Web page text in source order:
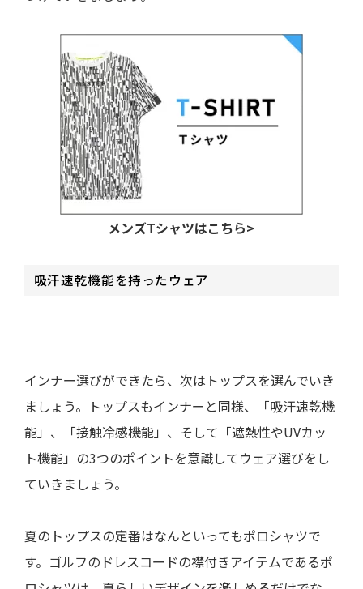
メンズTシャツはこちら>
吸汗速乾機能を持ったウェア
インナー選びができたら、次はトップスを選んでいき
ましょう。トップスもインナーと同様、「吸汗速乾機
能」、「接触冷感機能」、そして「遮熱性やUVカッ
ト機能」の3つのポイントを意識してウェア選びをし
ていきましょう。
夏のトップスの定番はなんといってもポロシャツで
す。ゴルフのドレスコードの襟付きアイテムであるポ